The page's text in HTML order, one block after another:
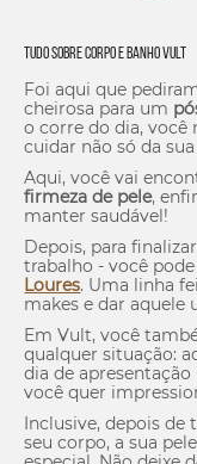
Tudo sobre Corpo e Banho Vult
Foi aqui que
cheirosa para um
o corre do dia, você
cuidar não só da
Aqui, você vai
firmeza de pele,
manter saudável!
Depois, para
trabalho - você
Loures. Uma linha
makes e dar aquele
Em Vult, você
qualquer situação:
dia de
você quer
Inclusive, depois de
seu corpo, a sua